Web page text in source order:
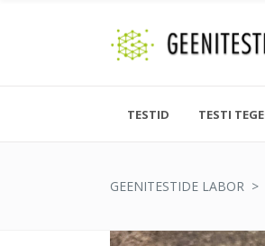
TESTID TESTI
GEENITESTIDE LABOR >